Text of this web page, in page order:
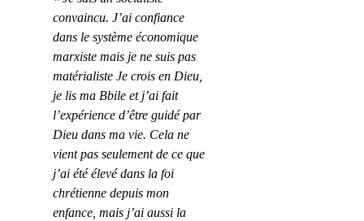
convaincu. J’ai confiance
dans le système économique
marxiste mais je ne suis pas
matérialiste Je croisen Dieu,
je lis ma Bbile et j’ai fait
l’expérience d’être guidé par
Dieu dans ma vie. Cela ne
vient pas seulement de ce que
j’ai été élevé dans la foi
chrétienne depuis mon
enfance, mais j’ai aussi la